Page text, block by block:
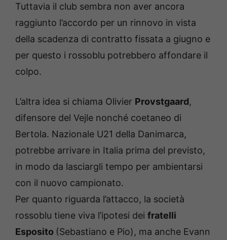
Tuttavia il club sembra non aver ancora
raggiunto l’accordo per un rinnovo in vista
della scadenza di contratto fissata a giugno e
per questo i rossoblu potrebbero affondare il
colpo.
L’altra idea si chiama Olivier Provstgaard,
difensore del Vejle nonché coetaneo di
Bertola. Nazionale U21 della Danimarca,
potrebbe arrivare in Italia prima del previsto,
in modo da lasciargli tempo per ambientarsi
con il nuovo campionato.
Per quanto riguarda l’attacco, la società
rossoblu tiene viva l’ipotesi dei fratelli
Esposito (Sebastiano e Pio), ma anche Evann